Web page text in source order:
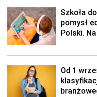
Szkoła
pomysł
Polski.
Od 1